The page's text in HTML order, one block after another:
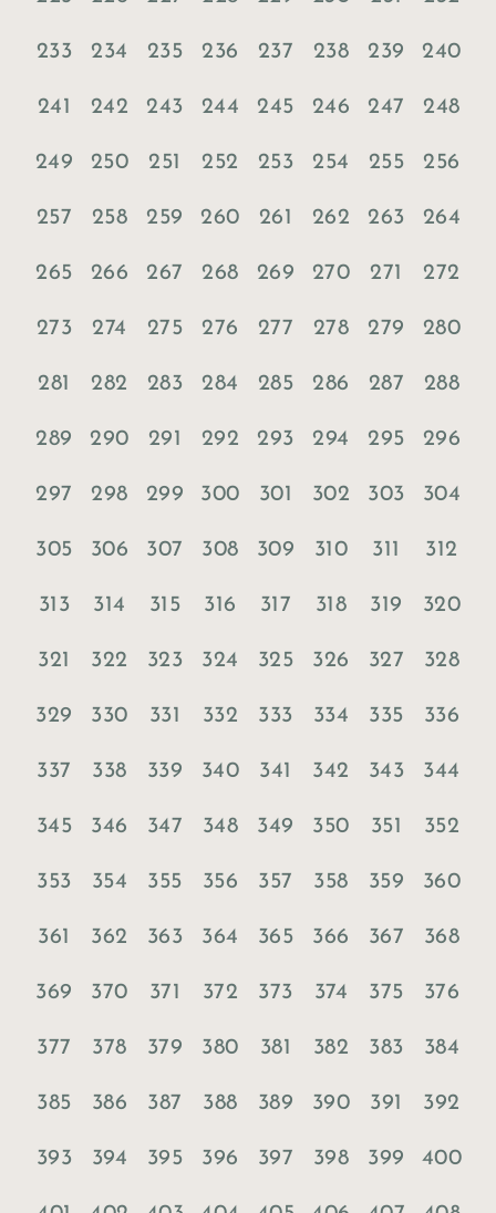
233 234 235 236 237 238 239 240
241 242 243 244 245 246 247 248
249 250 251 252 253 254 255 256
257 258 259 260 261 262 263 264
265 266 267 268 269 270 271 272
273 274 275 276 277 278 279 280
281 282 283 284 285 286 287 288
289 290 291 292 293 294 295 296
297 298 299 300 301 302 303 304
305 306 307 308 309 310 311 312
313 314 315 316 317 318 319 320
321 322 323 324 325 326 327 328
329 330 331 332 333 334 335 336
337 338 339 340 341 342 343 344
345 346 347 348 349 350 351 352
353 354 355 356 357 358 359 360
361 362 363 364 365 366 367 368
369 370 371 372 373 374 375 376
377 378 379 380 381 382 383 384
385 386 387 388 389 390 391 392
393 394 395 396 397 398 399 400